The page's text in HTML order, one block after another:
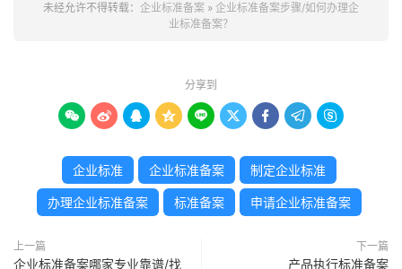
未经允许不得转载： 企业标准备案 » 企业标准备案步骤/如何办理企
业标准备案？
分享到
        
企业标准 企业标准备案 制定企业标准
办理企业标准备案 标准备案 申请企业标准备案
上一篇
企业标准备案哪家专业靠谱/找
下一篇
产品执行标准备案